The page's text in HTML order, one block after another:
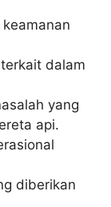
dalam
yang
api.
diberikan